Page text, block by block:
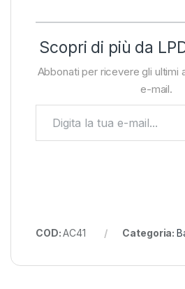
Scopri di più da
Abbonati per ricevere gli ultimi
e-mail.
COD:AC41 Categoria: